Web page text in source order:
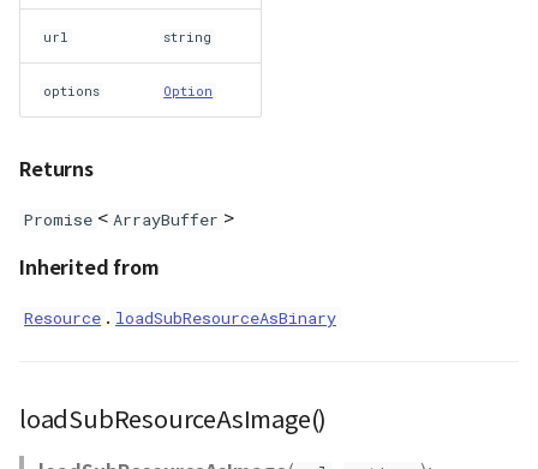
url string
options Option
Returns
Promise < ArrayBuffer >
Inherited from
Resource . loadSubResourceAsBinary
loadSubResourceAsImage()